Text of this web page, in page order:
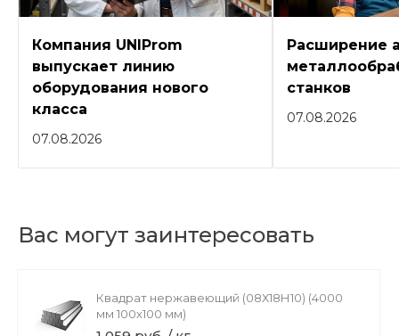
Компания UNIProm
выпускает линию
оборудования нового
класса
07.08.2026
Расширение
станков
07.08.2026
Вас могут заинтересовать
Квадрат нержавеющий (08Х18Н10) (4000
мм 100x100 мм)